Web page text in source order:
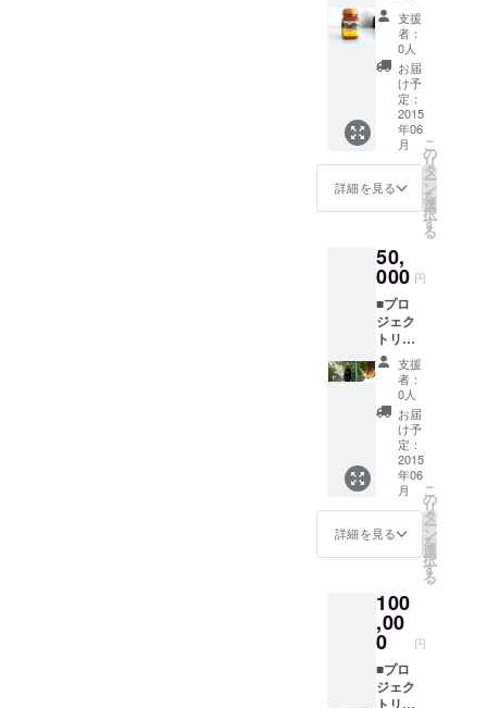
(6月予
定）で
郵送致
しま
す。 ※
ただ
し、現
地での
包装な
ので多
少の漏
赦くだ
さい。
国内法
規に
従った
表記を
付け、
はちみ
つの説
明等を
添付い
たしま
す。
ダから
のお礼
メール
■シュン
ドルボ
ンの電
化状況
報告会
■マング
ローブ
はちみ
つ
（250g
マング
ローブ
はちみ
つが輸
入でき
た段階
(6月予
定）で
郵送致
しま
す。 ※
ただ
し、現
地での
包装な
ので多
少の漏
赦くだ
さい。
国内法
規に
従った
表記を
支援
者：
0人
お届
け予
定：
2015
年06
月
詳細を見る
こ
の
リ
タ
ー
ン
を
選
択
す
る
50,
000 円
■プロ
ジェク
トリー
ダから
のお礼
メール
■シュン
ドルボ
ンの電
化状況
報告会
■マング
ローブ
はちみ
つ
（250g
マング
ローブ
はちみ
つが輸
入でき
た段階
(6月予
支援
者：
0人
お届
け予
定：
2015
年06
月
詳細を見る
こ
の
リ
タ
ー
ン
を
選
択
す
る
100
,00
0 円
■プロ
ジェク
トリー